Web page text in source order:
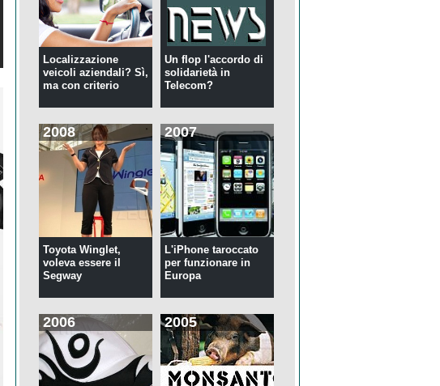
Localizzazione
veicoli aziendali? Sì,
ma con criterio
Un flop l'accordo di
solidarietà in
Telecom?
2008
Toyota Winglet,
voleva essere il
Segway
2007
L'iPhone taroccato
per funzionare in
Europa
2006 2005